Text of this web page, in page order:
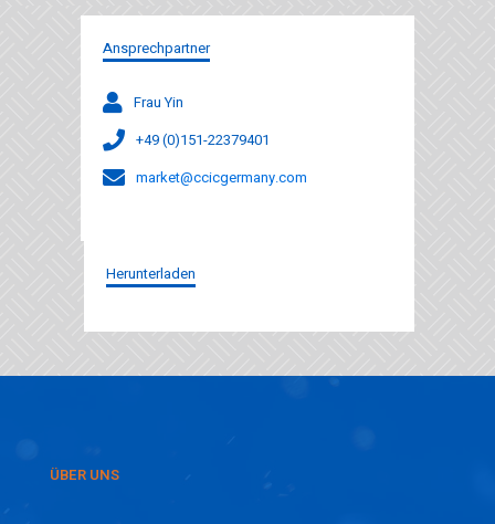
Ansprechpartner
Frau Yin
+49 (0)151-22379401
market@ccicgermany.com
Herunterladen
ÜBER UNS